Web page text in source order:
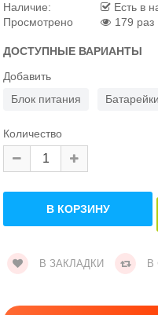
Наличие:
Есть в
Просмотрено
179 раз
ДОСТУПНЫЕ ВАРИАНТЫ
Добавить
Блок питания
Количество
В ЗАКЛАДКИ В